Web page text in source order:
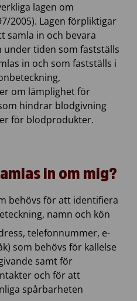
lagen om
2005). Lagen förpliktigar
samla in och bevara
tiden som fastställs
in och som fastställs i
om lämplighet för
hindrar blodgivning
för blodprodukter.
in om mig?
behövs för att identifiera
namn och kön
telefonnummer, e-
som behövs för kallelse
samt för
och för att
spårbarheten